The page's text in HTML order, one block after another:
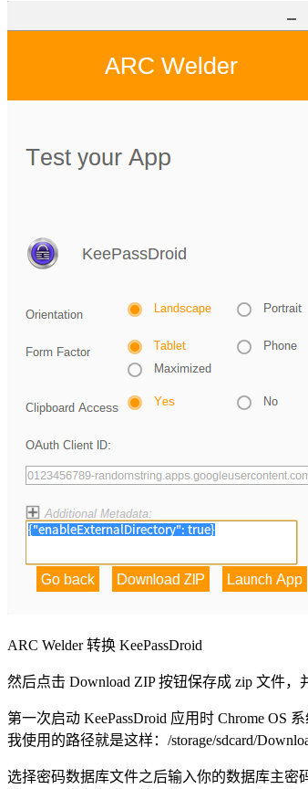
ARC Welder 转换 KeePassDroid
然后点击 Download ZIP 按钮保存成 zip 文件，
第一次启动 KeePassDroid 应用时 Chrome
我使用的路径就是这样：/storage/sdcard/
选择密码数据库文件之后输入你的数据库主密